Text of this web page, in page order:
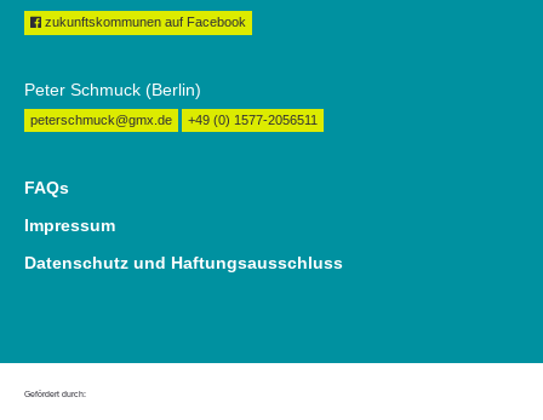
zukunftskommunen auf Facebook
Peter Schmuck (Berlin)
peterschmuck@gmx.de +49 (0) 1577-2056511
FAQs
Impressum
Datenschutz und Haftungsausschluss
Gefördert durch: